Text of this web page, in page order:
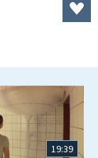
19:39